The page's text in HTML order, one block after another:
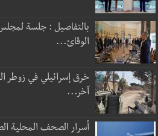
بالتفاصيل : جلسة
الوقائ...
خرق إسرائيلي في زوطر
آخر...
أسرار الصحف المحلية